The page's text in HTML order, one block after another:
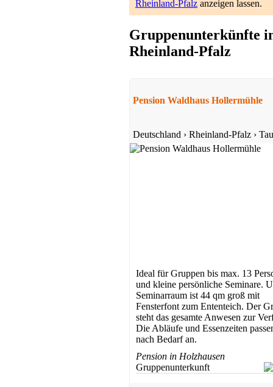
Rheinland-Pfalz anzeigen lassen.
Gruppenunterkünfte
Rheinland-Pfalz
Pension Waldhaus Hollermühle
Deutschland › Rheinland-Pfalz ›
Ideal für Gruppen bis max. 13
und kleine persönliche Seminare.
Seminarraum ist 44 qm groß mit
Fensterfont zum Ententeich. Der
steht das gesamte Anwesen zur
Die Abläufe und Essenzeiten
nach Bedarf an.
Pension in Holzhausen
Gruppenunterkunft